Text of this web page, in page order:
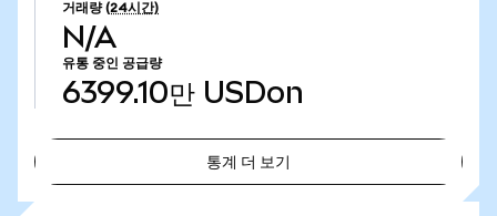
거래량 (24시간)
N/A
유통 중인 공급량
6399.10만 USDon
통계 더 보기